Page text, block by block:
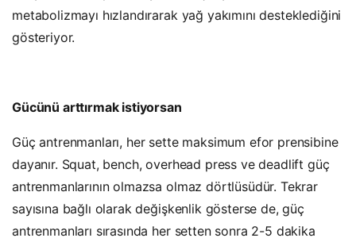
metabolizmayı hızlandırarak yağ yakımını desteklediğini
gösteriyor.
Gücünü arttırmak istiyorsan
Güç antrenmanları, her sette maksimum efor prensibine
dayanır. Squat, bench, overhead press ve deadlift güç
antrenmanlarının olmazsa olmaz dörtlüsüdür. Tekrar
sayısına bağlı olarak değişkenlik gösterse de, güç
antrenmanları sırasında her setten sonra 2-5 dakika